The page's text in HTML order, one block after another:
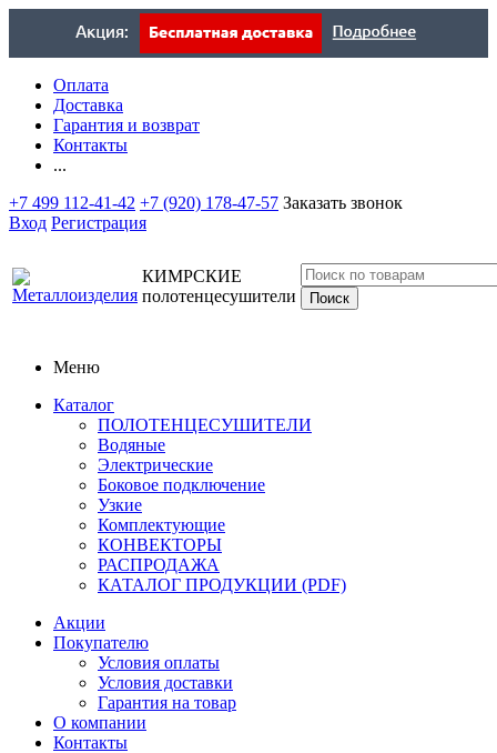
Оплата
Доставка
Гарантия и возврат
Контакты
...
+7 499 112-41-42 +7 (920) 178-47-57 Заказать звонок
Вход Регистрация
КИМРСКИЕ
полотенцесушители
Меню
Каталог
ПОЛОТЕНЦЕСУШИТЕЛИ
Водяные
Электрические
Боковое подключение
Узкие
Комплектующие
КОНВЕКТОРЫ
РАСПРОДАЖА
КАТАЛОГ ПРОДУКЦИИ (PDF)
Акции
Покупателю
Условия оплаты
Условия доставки
Гарантия на товар
О компании
Контакты